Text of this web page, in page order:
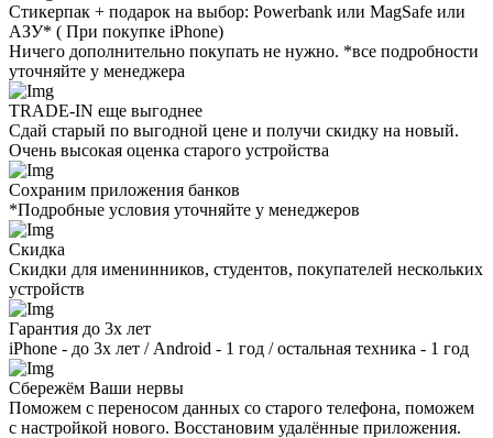
Стикерпак + подарок на выбор: Powerbank или MagSafe или
AЗУ* ( При покупке iPhone)
Ничего дополнительно покупать не нужно. *все подробности
уточняйте у менеджера
TRADE-IN еще выгоднее
Сдай старый по выгодной цене и получи скидку на новый.
Очень высокая оценка старого устройства
Сохраним приложения банков
*Подробные условия уточняйте у менеджеров
Скидка
Скидки для именинников, студентов, покупателей нескольких
устройств
Гарантия до 3х лет
iPhone - до 3х лет / Android - 1 год / остальная техника - 1 год
Сбережём Ваши нервы
Поможем с переносом данных со старого телефона, поможем
с настройкой нового. Восстановим удалённые приложения.